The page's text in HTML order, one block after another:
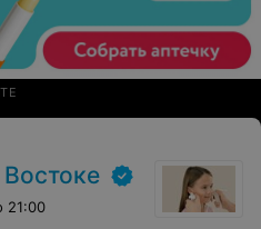
21:00